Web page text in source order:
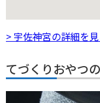
> 宇佐神宮の詳細を
てづくりおやつ